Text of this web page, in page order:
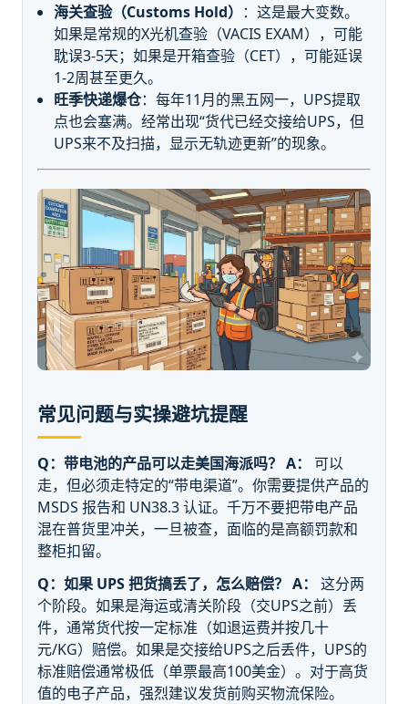
海关查验（Customs Hold） ：这是最大变数。
如果是常规的X光机查验（VACIS EXAM），可能
耽误3-5天；如果是开箱查验（CET），可能延误
1-2周甚至更久。
旺季快递爆仓：每年11月的黑五网一，UPS提取
点也会塞满。经常出现“货代已经交接给UPS，但
UPS来不及扫描，显示无轨迹更新”的现象。
常见问题与实操避坑提醒
Q：带电池的产品可以走美国海派吗？ A：
可以
走，但必须走特定的“带电渠道”。你需要提供产品的
MSDS 报告和 UN38.3 认证。千万不要把带电产品
混在普货里冲关，一旦被查，面临的是高额罚款和
整柜扣留。
Q：如果 UPS 把货搞丢了，怎么赔偿？ A：
这分两
个阶段。如果是海运或清关阶段（交UPS之前）丢
件，通常货代按一定标准（如退运费并按几十
元/KG）赔偿。如果是交接给UPS之后丢件，UPS的
标准赔偿通常极低（单票最高100美金）。对于高货
值的电子产品，强烈建议发货前购买物流保险。